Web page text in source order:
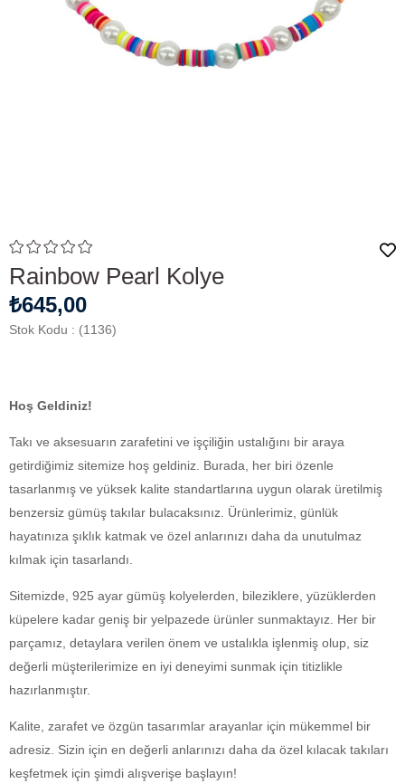
Rainbow Pearl Kolye
₺645,00
Stok Kodu (1136)
Hoş Geldiniz!
Takı ve aksesuarın zarafetini ve işçiliğin ustalığını bir araya
getirdiğimiz sitemize hoş geldiniz. Burada, her biri özenle
tasarlanmış ve yüksek kalite standartlarına uygun olarak üretilmiş
benzersiz gümüş takılar bulacaksınız. Ürünlerimiz, günlük
hayatınıza şıklık katmak ve özel anlarınızı daha da unutulmaz
kılmak için tasarlandı.
Sitemizde, 925 ayar gümüş kolyelerden, bileziklere, yüzüklerden
küpelere kadar geniş bir yelpazede ürünler sunmaktayız. Her bir
parçamız, detaylara verilen önem ve ustalıkla işlenmiş olup, siz
değerli müşterilerimize en iyi deneyimi sunmak için titizlikle
hazırlanmıştır.
Kalite, zarafet ve özgün tasarımlar arayanlar için mükemmel bir
adresiz. Sizin için en değerli anlarınızı daha da özel kılacak takıları
keşfetmek için şimdi alışverişe başlayın!